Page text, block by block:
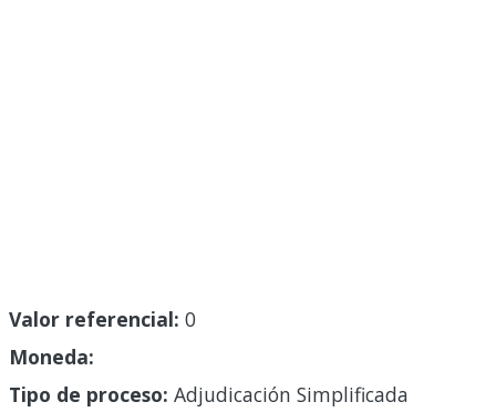
Valor referencial: 0
Moneda:
Tipo de proceso: Adjudicación Simplificada